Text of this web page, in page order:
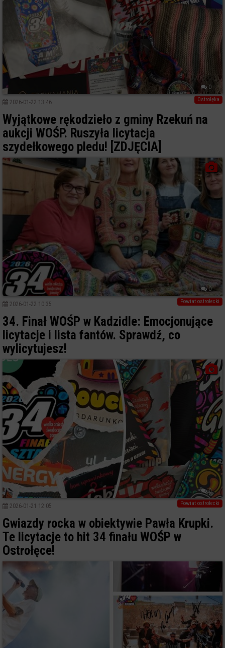
0
Ostrołęka
2026-01-22 13:46
Wyjątkowe rękodzieło z gminy Rzekuń na
aukcji WOŚP. Ruszyła licytacja
szydełkowego pledu! [ZDJĘCIA]
0
Powiat ostrołecki
2026-01-22 10:35
34. Finał WOŚP w Kadzidle: Emocjonujące
licytacje i lista fantów. Sprawdź, co
wylicytujesz!
0
Powiat ostrołecki
2026-01-21 12:05
Gwiazdy rocka w obiektywie Pawła Krupki.
Te licytacje to hit 34 finału WOŚP w
Ostrołęce!